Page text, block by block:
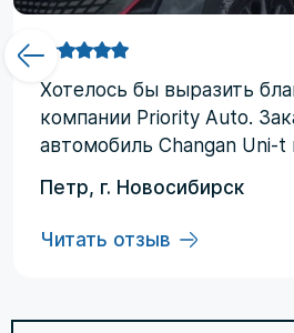
Хотелоcь бы выразить
компании Priority Аuto.
автомобиль Changan Uni-t
компании узнал от друзей
работе. Работал со мной
Евгений, логисты Ольга и
Петр, г. Новосибирск
Читать отзыв